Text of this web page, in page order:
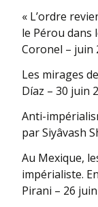
« L’ordre
le Pérou dans
Coronel – juin
Les mirages
Díaz – 30 juin
Anti-
par Siyâvash
Au Mexique,
impérialiste.
Pirani – 26